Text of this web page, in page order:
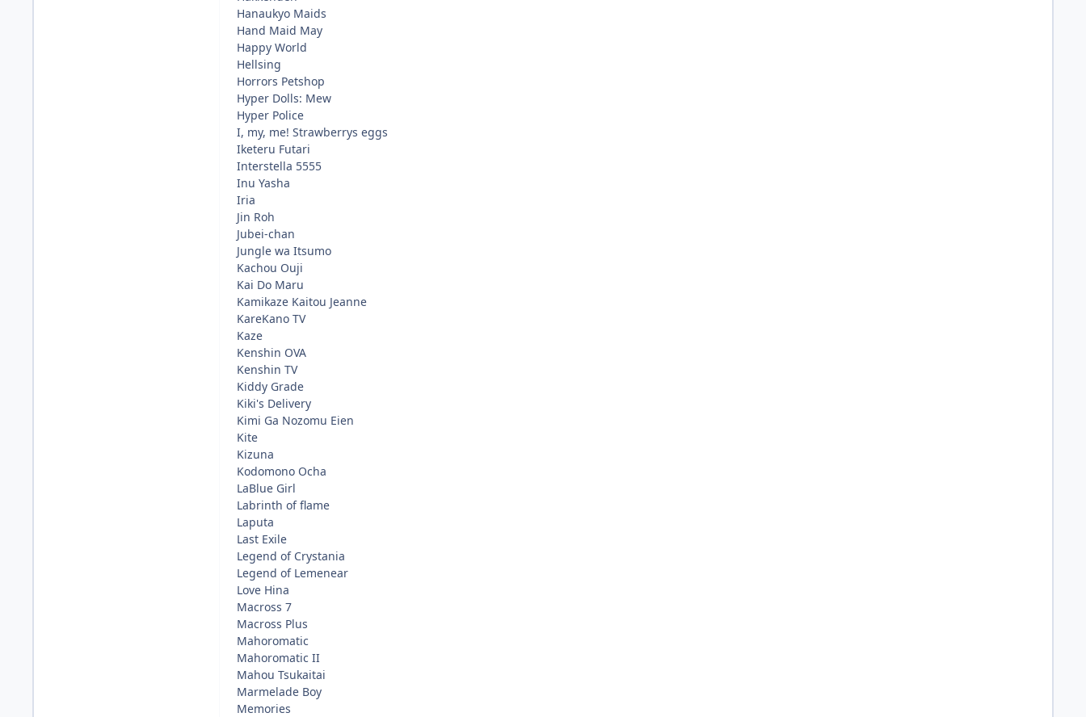
Hanaukyo Maids
Hand Maid May
Happy World
Hellsing
Horrors Petshop
Hyper Dolls: Mew
Hyper Police
I, my, me! Strawberrys eggs
Iketeru Futari
Interstella 5555
Inu Yasha
Iria
Jin Roh
Jubei-chan
Jungle wa Itsumo
Kachou Ouji
Kai Do Maru
Kamikaze Kaitou Jeanne
KareKano TV
Kaze
Kenshin OVA
Kenshin TV
Kiddy Grade
Kiki's Delivery
Kimi Ga Nozomu Eien
Kite
Kizuna
Kodomono Ocha
LaBlue Girl
Labrinth of flame
Laputa
Last Exile
Legend of Crystania
Legend of Lemenear
Love Hina
Macross 7
Macross Plus
Mahoromatic
Mahoromatic II
Mahou Tsukaitai
Marmelade Boy
Memories